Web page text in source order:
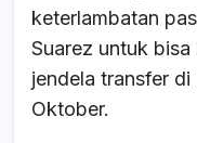
keterlambatan
Suarez untuk
jendela transfer
Oktober.